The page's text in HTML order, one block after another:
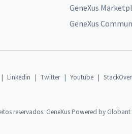
GeneXus
GeneXus
| Linkedin | Twitter | Youtube |
reservados. GeneXus Powered by Globant